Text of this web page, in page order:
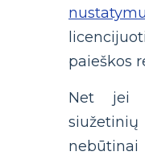
paieškos
Net jei